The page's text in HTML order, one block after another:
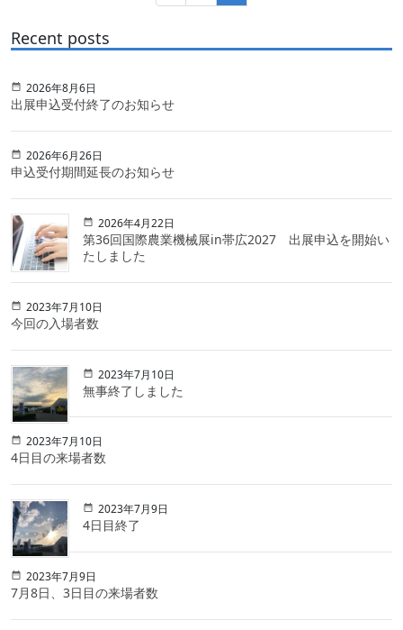
Recent posts
2026年8月6日
出展申込受付終了のお知らせ
2026年6月26日
申込受付期間延長のお知らせ
2026年4月22日
第36回国際農業機械展in帯広2027 出展申込を開始い
たしました
2023年7月10日
今回の入場者数
2023年7月10日
無事終了しました
2023年7月10日
4日目の来場者数
2023年7月9日
4日目終了
2023年7月9日
7月8日、3日目の来場者数